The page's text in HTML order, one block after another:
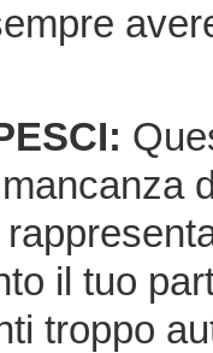
il tuo
troppo